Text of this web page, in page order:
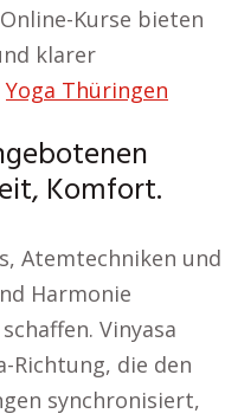
Kurse bieten
klarer
Yoga Thüringen
Komfort.
Atemtechniken und
Harmonie
Vinyasa
Richtung, die den
synchronisiert,